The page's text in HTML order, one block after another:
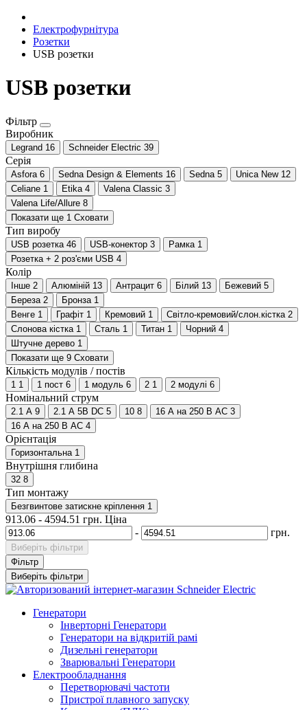
Електрофурнітура
Розетки
USB розетки
USB розетки
Фільтр
Виробник
Legrand 16 Schneider Electric 39
Серія
Asfora 6 Sedna Design & Elements 16 Sedna 5 Unica New 12
Celiane 1 Etika 4 Valena Classic 3
Valena Life/Allure 8
Показати ще 1 Сховати
Тип виробу
USB розетка 46 USB-конектор 3 Рамка 1
Розетка + 2 роз'єми USB 4
Колір
Інше 2 Алюміній 13 Антрацит 6 Білий 13 Бежевий 5
Береза 2 Бронза 1
Венге 1 Графіт 1 Кремовий 1 Світло-кремовий/слон.кістка 2
Слонова кістка 1 Сталь 1 Титан 1 Чорний 4
Штучне дерево 1
Показати ще 9 Сховати
Кількість модулів / постів
1 1 1 пост 6 1 модуль 6 2 1 2 модулі 6
Номінальний струм
2.1 А 9 2.1 A 5В DC 5 10 8 16 A на 250 В AC 3
16 A на 250 В АС 4
Орієнтація
Горизонтальна 1
Внутрішня глибина
32 8
Тип монтажу
Безгвинтове затискне кріплення 1
913.06 - 4594.51 грн. Ціна
-
грн.
Виберіть фільтри
Фільтр
Виберіть фільтри
Генератори
Інверторні Генератори
Генератори на відкритій рамі
Дизельні генератори
Зварювальні Генератори
Електрообладнання
Перетворювачі частоти
Пристрої плавного запуску